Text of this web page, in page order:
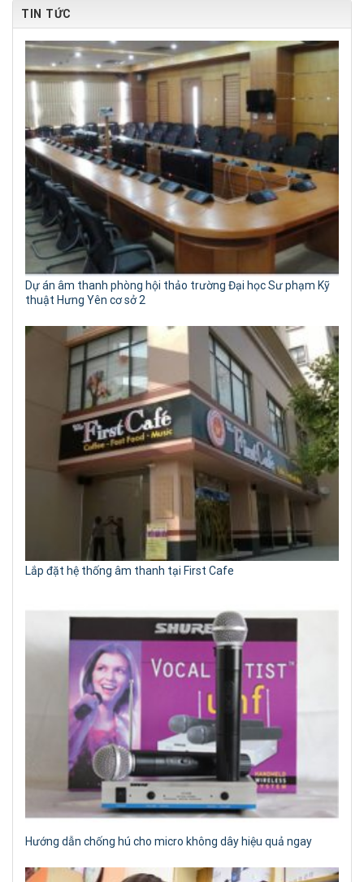
TIN TỨC
Dự án âm thanh phòng hội thảo trường Đại học Sư phạm Kỹ
thuật Hưng Yên cơ sở 2
Lắp đặt hệ thống âm thanh tại First Cafe
Hướng dẫn chống hú cho micro không dây hiệu quả ngay